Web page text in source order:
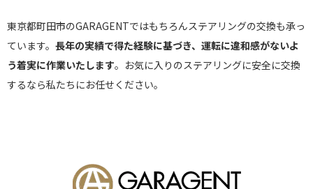
東京都町田市のGARAGENTではもちろんステアリングの交換も承っ
ています。 長年の実績で得た経験に基づき、運転に違和感がないよ
う着実に作業いたします。お気に入りのステアリングに安全に交換
するなら私たちにお任せください。